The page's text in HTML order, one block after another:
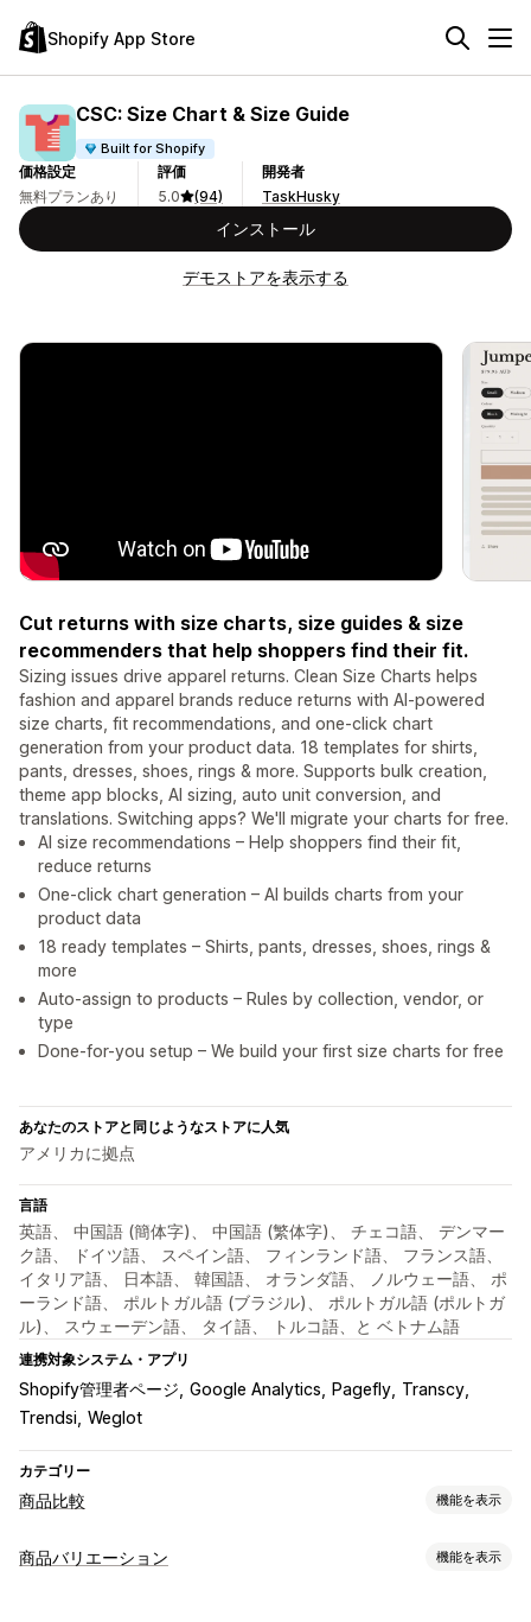
Shopify App Store
CSC: Size Chart & Size Guide
Built for Shopify
価格設定
無料プランあり
評価
5.0
(94)
開発者
TaskHusky
インストール
デモストアを表示する
Cut returns with size charts, size guides & size
recommenders that help shoppers find their fit.
Sizing issues drive apparel returns. Clean Size Charts helps
fashion and apparel brands reduce returns with AI-powered
size charts, fit recommendations, and one-click chart
generation from your product data. 18 templates for shirts,
pants, dresses, shoes, rings & more. Supports bulk creation,
theme app blocks, AI sizing, auto unit conversion, and
translations. Switching apps? We'll migrate your charts for free.
AI size recommendations – Help shoppers find their fit,
reduce returns
One-click chart generation – AI builds charts from your
product data
18 ready templates – Shirts, pants, dresses, shoes, rings &
more
Auto-assign to products – Rules by collection, vendor, or
type
Done-for-you setup – We build your first size charts for free
あなたのストアと同じようなストアに人気
アメリカに拠点
言語
英語、 中国語 (簡体字)、 中国語 (繁体字)、 チェコ語、 デンマー
ク語、 ドイツ語、 スペイン語、 フィンランド語、 フランス語、
イタリア語、 日本語、 韓国語、 オランダ語、 ノルウェー語、 ポ
ーランド語、 ポルトガル語 (ブラジル)、 ポルトガル語 (ポルトガ
ル)、 スウェーデン語、 タイ語、 トルコ語、と ベトナム語
連携対象システム・アプリ
Shopify管理者ページ Google Analytics Pagefly Transcy
Trendsi Weglot
カテゴリー
商品比較 機能を表示
比較ツール
商品バリエーション 機能を表示